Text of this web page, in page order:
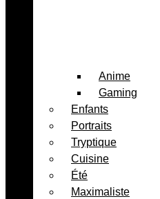
Anime
Gaming
Enfants
Portraits
Tryptique
Cuisine
Été
Maximaliste